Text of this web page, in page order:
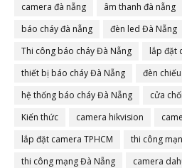
camera đà nẵng
âm thanh đà nẵng
báo cháy đà nẵng
đèn led Đà Nẵng
Thi công báo cháy Đà Nẵng
lắp đặt
thiết bị báo cháy Đà Nẵng
đèn
hệ thống báo cháy Đà Nẵng
cửa
Kiến thức
camera hikvision
lắp đặt camera TPHCM
thi công
thi công mạng Đà Nẵng
camera